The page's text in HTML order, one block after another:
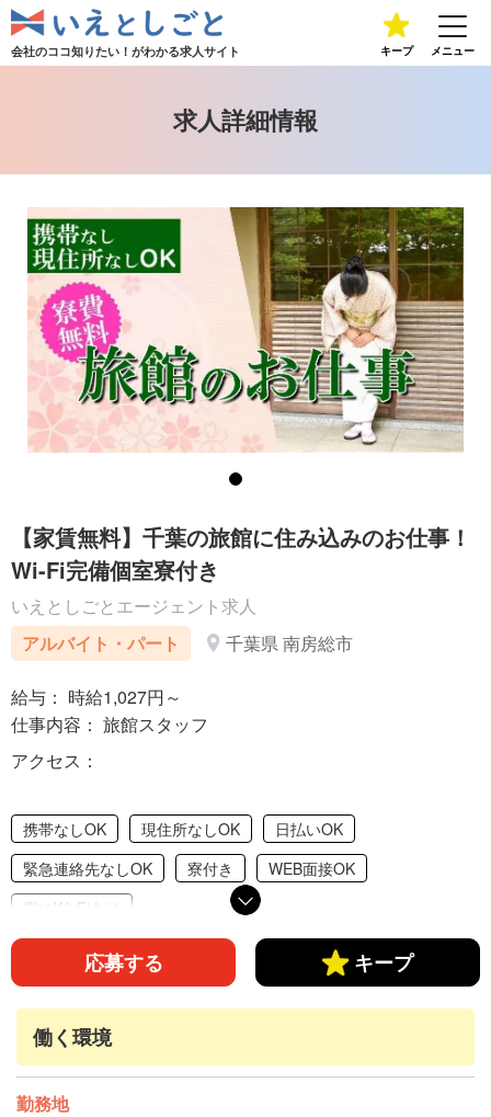
会社のココ知りたい！がわかる求人サイト キープ メニュー
求人詳細情報
アルバイト・パート 千葉県 南房総市
【家賃無料】千葉の旅館に住み込みのお仕事！
Wi-Fi完備個室寮付き
いえとしごとエージェント求人
給与： 時給1,027円～
仕事内容： 旅館スタッフ
アクセス：
携帯なしOK 現住所なしOK
日払いOK
緊急連絡先なしOK
寮付き
WEB面接OK
寮にWi-Fiあり
応募する キープ
働く環境
勤務地